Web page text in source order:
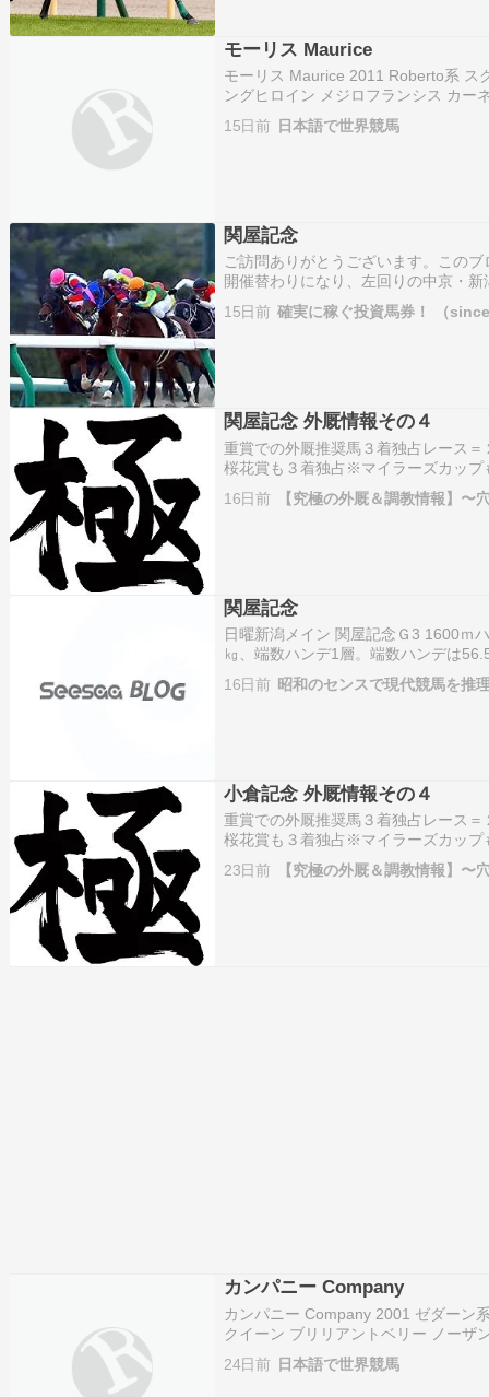
モーリス Maurice
モーリス Maurice 2011 Roberto系 ス
ングヒロイン メジロフランシス カー
(15),マイルCS(15),香港マイル(15),
香港カ…
15日前 日本語で世界競馬
関屋記念
ご訪問ありがとうございます。この
開催替わりになり、左回りの中京・
すが、現在使用しているデータベー
で、左回りはよりベターな指数で勝
15日前 確実に稼ぐ投資馬券！ （
関屋記念 外厩情報その４
重賞での外厩推奨馬３着独占レース
桜花賞も３着独占※マイラーズカッ
トライト記念も３着独占※オールカ
士ステークスも３着独占※天皇賞秋
16日前 【究極の外厩＆調教情報】〜
関屋記念
日曜新潟メイン 関屋記念Ｇ3 1600ｍ
㎏、端数ハンデ1層。端数ハンデは
ちまた2着がありました。56.5㎏ ド
以降3戦して3、10、18着5…
16日前 昭和のセンスで現代競馬を推
小倉記念 外厩情報その４
重賞での外厩推奨馬３着独占レース
桜花賞も３着独占※マイラーズカッ
トライト記念も３着独占※オールカ
士ステークスも３着独占※天皇賞秋
23日前 【究極の外厩＆調教情報】〜
カンパニー Company
カンパニー Company 2001 ゼダーン
クイーン ブリリアントベリー ノーザ
賞・秋(09),マイルCS(09) 種牡馬成
数 順位 2…
24日前 日本語で世界競馬